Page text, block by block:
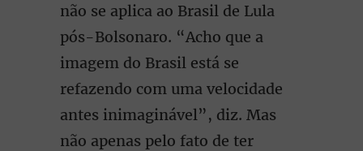
não se aplica ao Brasil de Lula
pós-Bolsonaro. “Acho que a
imagem do Brasil está se
refazendo com uma velocidade
antes inimaginável”, diz. Mas
não apenas pelo fato de ter